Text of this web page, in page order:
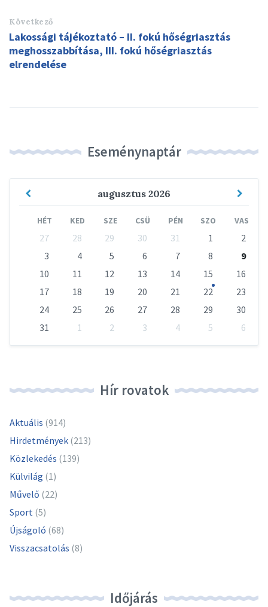
Következő
Lakossági tájékoztató – II. fokú hőségriasztás
meghosszabbítása, III. fokú hőségriasztás
elrendelése
Eseménynaptár
augusztus 2026
Previous
HÉT KED SZE CSÜ PÉN SZO VAS
calendar
27 28 29 30 31 1
2
3
4 5 6 7 8
9
10
11 12 13 14 15
16
17
18 19 20 21 22
23
24
25 26 27 28 29
30
31
1 2 3 4 5
6
Hír rovatok
Aktuális (914)
Hirdetmények (213)
Közlekedés (139)
Külvilág (1)
Művelő (22)
Sport (5)
Újságoló (68)
Visszacsatolás (8)
Időjárás